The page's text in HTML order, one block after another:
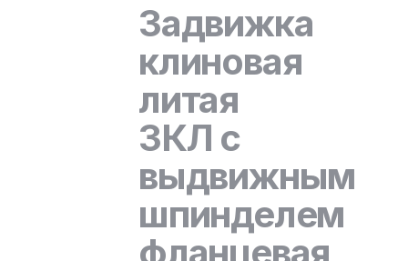
Задвижка
клиновая
литая
ЗКЛ с
выдвижным
шпинделем